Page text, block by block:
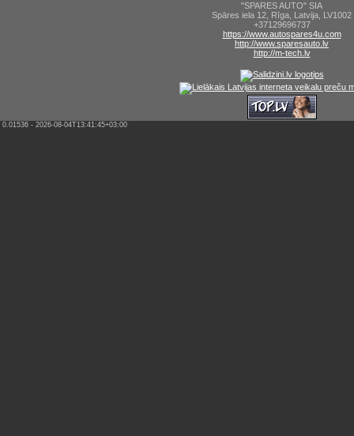
"SPARES AUTO" SIA
Spāres iela 12 Rīga Latvija LV1002
+37129696737
https://www.autospares4u.com
http://www.sparesauto.lv
http://m-tech.lv
0.01536 - 2026-08-04T13:41:45+03:00